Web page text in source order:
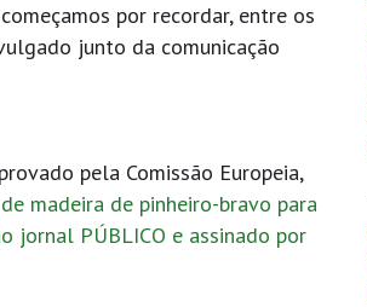
por recordar, entre os
junto da comunicação
pela Comissão Europeia,
madeira de pinheiro-bravo para
jornal PÚBLICO e assinado por